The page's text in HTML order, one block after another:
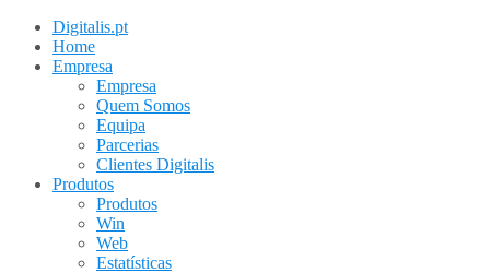
Digitalis.pt
Home
Empresa
Empresa
Quem Somos
Equipa
Parcerias
Clientes Digitalis
Produtos
Produtos
Win
Web
Estatísticas